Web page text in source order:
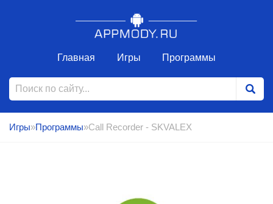
Главная Игры Программы
Игры»Программы»Call Recorder - SKVALEX